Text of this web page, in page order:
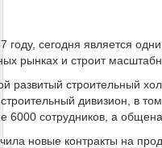
году, сегодня является
рынках и строит
развитый строительный
дивизион, в
6000 сотрудников, а
новые контракты на